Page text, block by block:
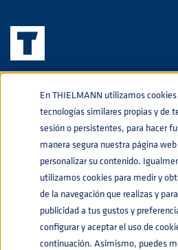
En THIELMANN utilizamos cookies
tecnologías similares propias y de
sesión o persistentes, para hacer
manera segura nuestra página web
personalizar su contenido.
utilizamos cookies para medir y
de la navegación que realizas y
publicidad a tus gustos y
configurar y aceptar el uso de
continuación. Asimismo, puedes
COMBUSTIBLE PARA EL EJÉRCITO BELGA